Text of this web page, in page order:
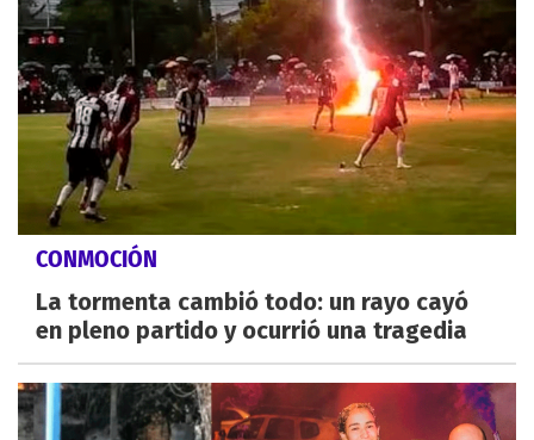
CONMOCIÓN
La tormenta cambió todo: un rayo cayó
en pleno partido y ocurrió una tragedia